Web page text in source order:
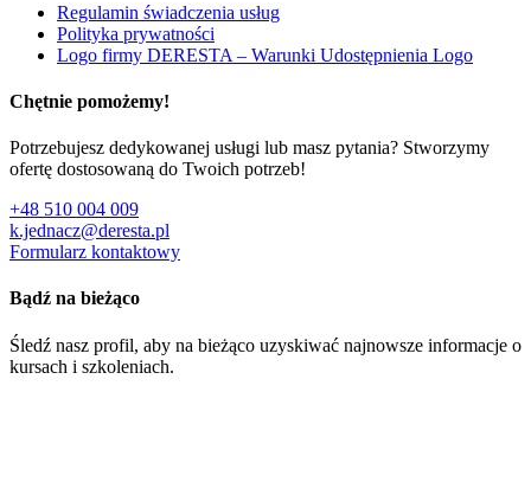
Regulamin świadczenia usług
Polityka prywatności
Logo firmy DERESTA – Warunki Udostępnienia Logo
Chętnie pomożemy!
Potrzebujesz dedykowanej usługi lub masz pytania? Stworzymy
ofertę dostosowaną do Twoich potrzeb!
+48 510 004 009
k.jednacz@deresta.pl
Formularz kontaktowy
Bądź na bieżąco
Śledź nasz profil, aby na bieżąco uzyskiwać najnowsze informacje o
kursach i szkoleniach.